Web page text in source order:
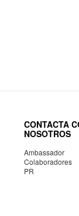
CONTACTA
NOSOTROS
Ambassador
Colaboradores
PR